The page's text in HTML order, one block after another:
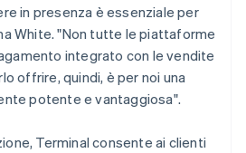
in presenza è essenziale per
White. "Non tutte le piattaforme
integrato con le vendite
offrire, quindi, è per noi una
potente e vantaggiosa".
Terminal consente ai clienti